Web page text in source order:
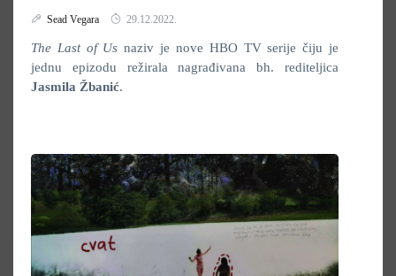
Sead Vegara 29.12.2022.
The Last of Us naziv je nove HBO TV serije čiju je
jednu epizodu režirala nagrađivana bh. rediteljica
Jasmila Žbanić.